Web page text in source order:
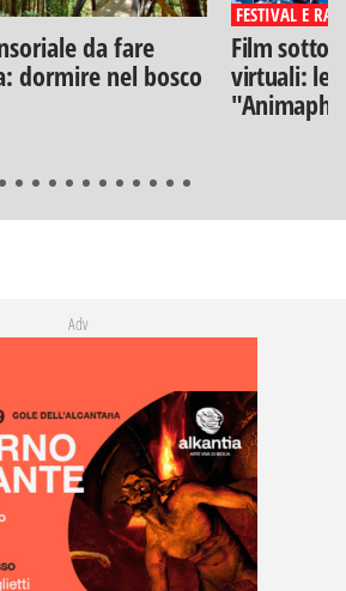
da fare
dormire nel bosco
FESTIVAL E
Film sotto
virtuali: le
Adv